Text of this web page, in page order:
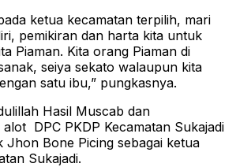
ketua kecamatan terpilih, mari
pemikiran dan harta kita untuk
Piaman. Kita orang Piaman di
seiya sekato walaupun kita
satu ibu,” pungkasnya.
Hasil Muscab dan
DPC PKDP Kecamatan Sukajadi
Jhon Bone Picing sebagai ketua
Sukajadi.